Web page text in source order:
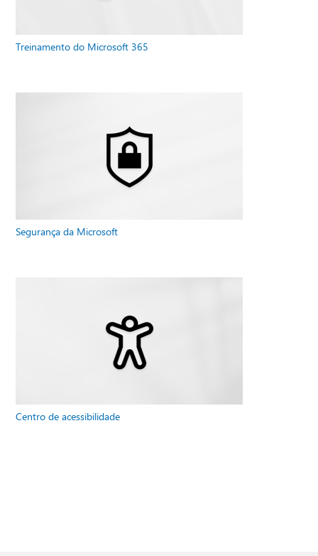
Treinamento do Microsoft 365
Segurança da Microsoft
Centro de acessibilidade